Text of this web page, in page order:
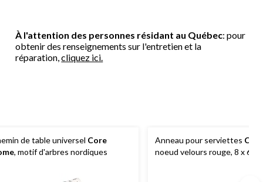
À l'attention des personnes résidant au Québec: pour
obtenir des renseignements sur l'entretien et la
réparation,cliquez ici.
de table universel Core
, motif d'arbres nordiques
Anneau pour serviettes
noeud velours rouge, 8 x 6